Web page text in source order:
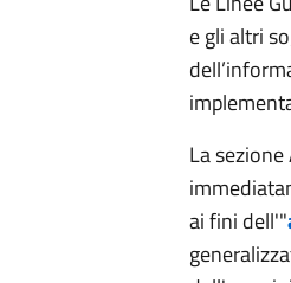
e gli altri
La
ai fini dell'"